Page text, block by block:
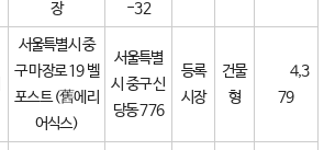
장
-32
서울특별시 중
구 마장로 19 벨
포스트 (舊에리
어식스)
서울특별
시 중구 신
당동 776
등록
시장
건물
형
4,3
79